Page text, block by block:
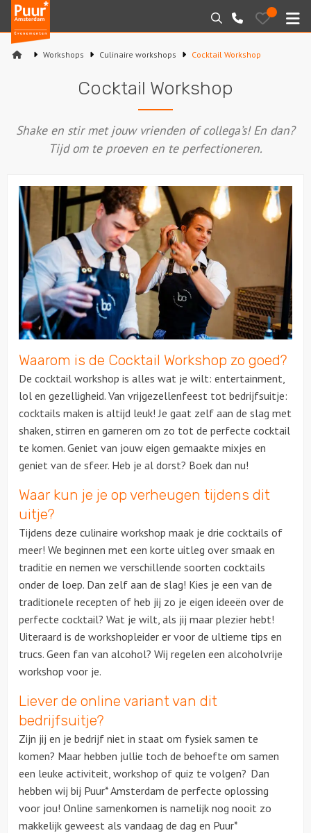
Puur*
Amsterdam
bedrijfsuitjes
Zoeken
020-
6260016
Bewaarde
uitjes
Varen
Workshops
Rondleidingen
Locaties
Feesten
Over ons
Workshops Culinaire workshops Cocktail Workshop
Cocktail Workshop
Shake en stir met jouw vrienden of collega’s! En dan?
Tijd om te proeven en te perfectioneren.
Waarom is de Cocktail Workshop zo goed?
De cocktail workshop is alles wat je wilt: entertainment,
lol en gezelligheid. Van vrijgezellenfeest tot bedrijfsuitje:
cocktails maken is altijd leuk! Je gaat zelf aan de slag met
shaken, stirren en garneren om zo tot de perfecte cocktail
te komen. Geniet van jouw eigen gemaakte mixjes en
geniet van de sfeer. Heb je al dorst? Boek dan nu!
Waar kun je je op verheugen tijdens dit
uitje?
Tijdens deze culinaire workshop maak je drie cocktails of
meer! We beginnen met een korte uitleg over smaak en
traditie en nemen we verschillende soorten cocktails
onder de loep. Dan zelf aan de slag! Kies je een van de
traditionele recepten of heb jij zo je eigen ideeën over de
perfecte cocktail? Wat je wilt, als jij maar plezier hebt!
Uiteraard is de workshopleider er voor de ultieme tips en
trucs. Geen fan van alcohol? Wij regelen een alcoholvrije
workshop voor je.
Liever de online variant van dit
bedrijfsuitje?
Zijn jij en je bedrijf niet in staat om fysiek samen te
komen? Maar hebben jullie toch de behoefte om samen
een leuke activiteit, workshop of quiz te volgen? Dan
hebben wij bij Puur* Amsterdam de perfecte oplossing
voor jou! Online samenkomen is namelijk nog nooit zo
makkelijk geweest als vandaag de dag en Puur*